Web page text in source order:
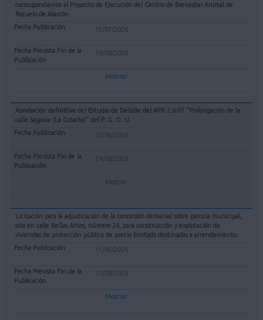
correspondiente al Proyecto de Ejecución del Centro de Bienestar Animal de
Pozuelo de Alarcón
15/07/2026
13/08/2026
Mostrar
Aprobación definitiva del Estudio de Detalle del APR 2.6-01 "Prolongación de la
calle Segovia (La Cabaña)" del P. G. O. U.
22/06/2026
24/08/2026
Mostrar
Licitación para la adjudicación de la concesión demanial sobre parcela municipal,
sita en calle Bellas Artes, número 24, para construcción y explotación de
viviendas de protección pública de precio limitado destinadas a arrendamiento.
11/05/2026
11/08/2026
Mostrar